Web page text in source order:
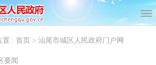
置 : 首页 > 汕尾市城区人民政府门户网
要闻